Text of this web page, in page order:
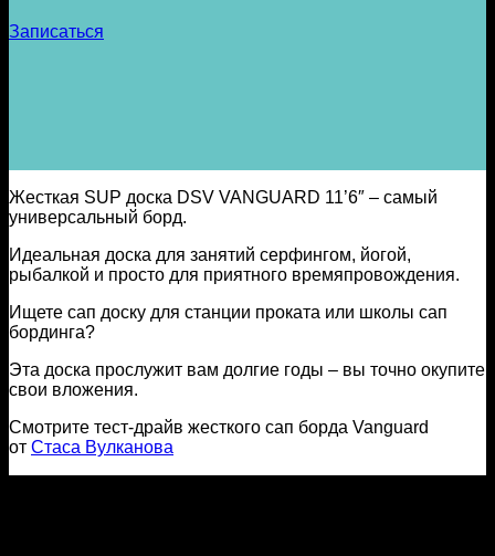
Записаться
Жесткая SUP доска DSV VANGUARD 11’6″ – самый
универсальный борд.
Идеальная доска для занятий серфингом, йогой,
рыбалкой и просто для приятного времяпровождения.
Ищете сап доску для станции проката или школы сап
бординга?
Эта доска прослужит вам долгие годы – вы точно окупите
свои вложения.
Смотрите тест-драйв жесткого сап борда Vanguard
от Стаса Вулканова